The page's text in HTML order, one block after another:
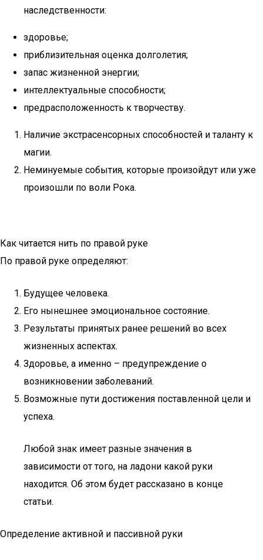
наследственности:
здоровье;
приблизительная оценка долголетия;
запас жизненной энергии;
интеллектуальные способности;
предрасположенность к творчеству.
Наличие экстрасенсорных способностей и таланту к
магии.
Неминуемые события, которые произойдут или уже
произошли по воли Рока.
Как читается нить по правой руке
По правой руке определяют:
Будущее человека.
Его нынешнее эмоциональное состояние.
Результаты принятых ранее решений во всех
жизненных аспектах.
Здоровье, а именно – предупреждение о
возникновении заболеваний.
Возможные пути достижения поставленной цели и
успеха.
Любой знак имеет разные значения в
зависимости от того, на ладони какой руки
находится. Об этом будет рассказано в конце
статьи.
Определение активной и пассивной руки